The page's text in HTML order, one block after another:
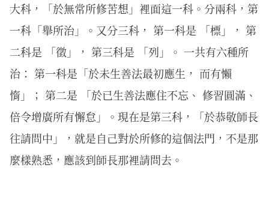
大科，「於無常所修苦想」裡面這一科。分兩科，第
一科「舉所治」。又分三科， 第一科是 「標」， 第
二科是 「徵」， 第三科是 「列」。 一共有六種所
治： 第一科是「於未生善法最初應生， 而有懶
惰」； 第二是 「於已生善法應住不忘、 修習圓滿、
倍令增廣所有懈怠」。現在是第三科，「於恭敬師長
往請問中」，就是自己對於所修的這個法門，不是那
麼樣熟悉，應該到師長那裡請問去。